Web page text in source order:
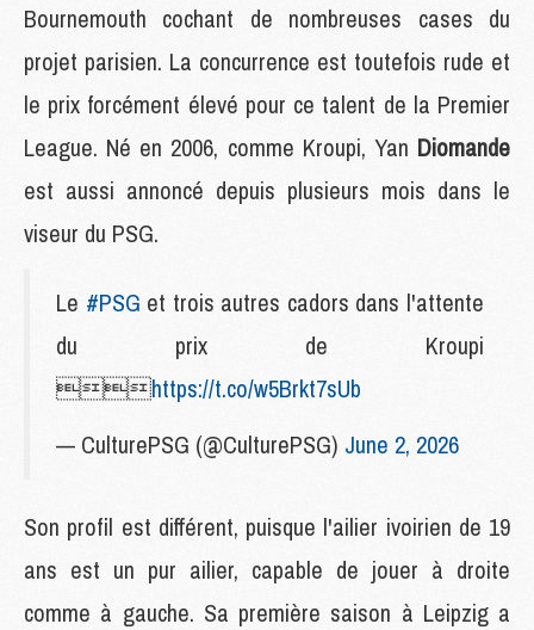
Bournemouth cochant de nombreuses cases du
projet parisien. La concurrence est toutefois rude et
le prix forcément élevé pour ce talent de la Premier
League. Né en 2006, comme Kroupi, Yan Diomande
est aussi annoncé depuis plusieurs mois dans le
viseur du PSG.
Le #PSG et trois autres cadors dans l'attente
du prix de Kroupi
https://t.co/w5Brkt7sUb
— CulturePSG (@CulturePSG) June 2, 2026
Son profil est différent, puisque l'ailier ivoirien de 19
ans est un pur ailier, capable de jouer à droite
comme à gauche. Sa première saison à Leipzig a